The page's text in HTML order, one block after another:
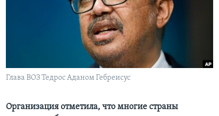
Глава ВОЗ Тедрос Аданом Гебреисус
Организация отметила, что многие страны